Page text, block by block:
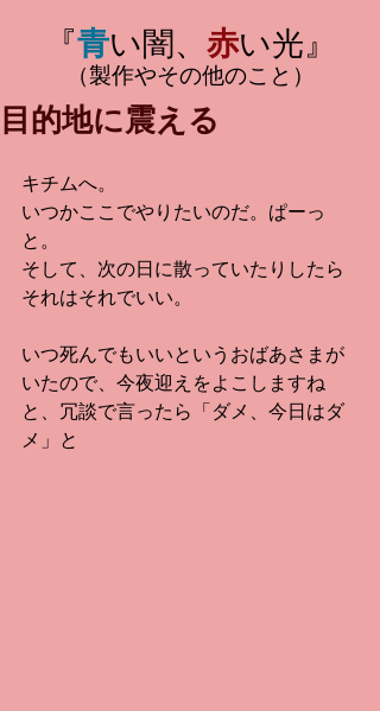
『青い闇、 赤い光』
（製作やその他のこと）
目的地に震える
キチムへ。
いつかここでやりたいのだ。ぱーっ
と。
そして、次の日に散っていたりしたら
それはそれでいい。
いつ死んでもいいというおばあさまが
いたので、今夜迎えをよこしますね
と、冗談で言ったら「ダメ、今日はダ
メ」と